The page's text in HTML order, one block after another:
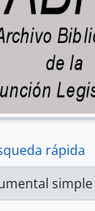
rápida
simple